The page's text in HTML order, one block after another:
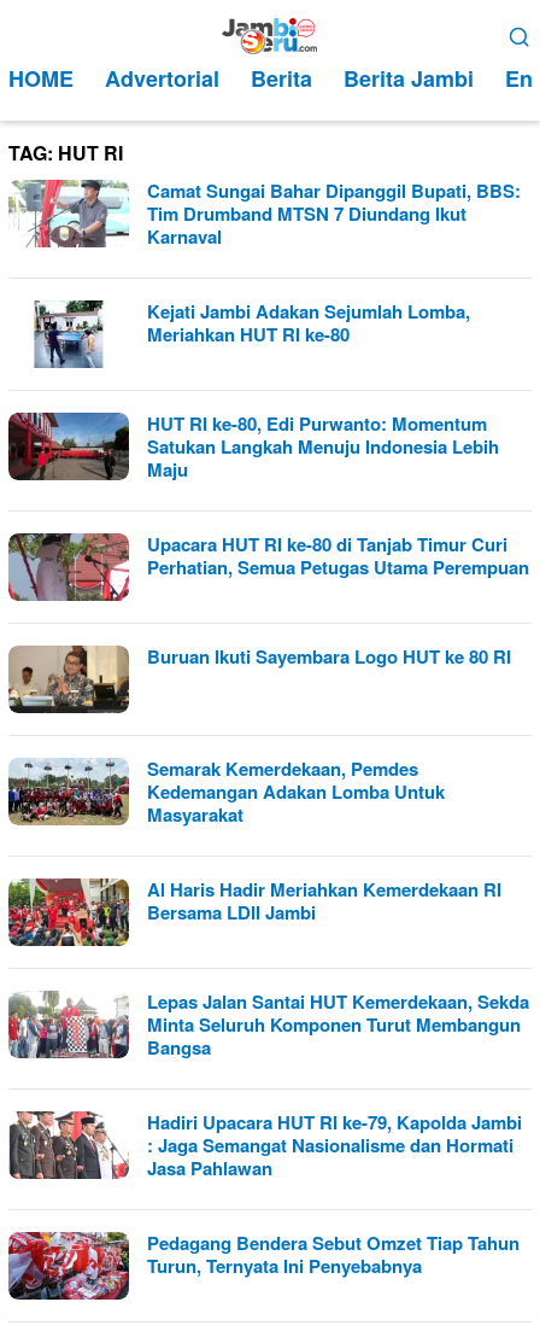
kontenMobile
HOME Advertorial Berita Berita Jambi
TAG: HUT RI
Camat Sungai Bahar Dipanggil Bupati, BBS:
Tim Drumband MTSN 7 Diundang Ikut
Karnaval
Kejati Jambi Adakan Sejumlah Lomba,
Meriahkan HUT RI ke-80
HUT RI ke-80, Edi Purwanto: Momentum
Satukan Langkah Menuju Indonesia Lebih
Maju
Upacara HUT RI ke-80 di Tanjab Timur Curi
Perhatian, Semua Petugas Utama Perempuan
Buruan Ikuti Sayembara Logo HUT ke 80 RI
Semarak Kemerdekaan, Pemdes
Kedemangan Adakan Lomba Untuk
Masyarakat
Al Haris Hadir Meriahkan Kemerdekaan RI
Bersama LDII Jambi
Lepas Jalan Santai HUT Kemerdekaan, Sekda
Minta Seluruh Komponen Turut Membangun
Bangsa
Hadiri Upacara HUT RI ke-79, Kapolda Jambi
: Jaga Semangat Nasionalisme dan Hormati
Jasa Pahlawan
Pedagang Bendera Sebut Omzet Tiap Tahun
Turun, Ternyata Ini Penyebabnya